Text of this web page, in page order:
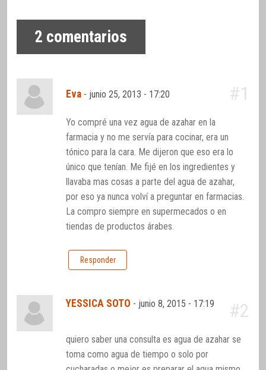
2 comentarios
Eva - junio 25, 2013 - 17:20 #1
Yo compré una vez agua de azahar en la
farmacia y no me servía para cocinar, era un
tónico para la cara. Me dijeron que eso era lo
único que tenían. Me fijé en los ingredientes y
llavaba mas cosas a parte del agua de azahar,
por eso ya nunca volví a preguntar en farmacias.
La compro siempre en supermecados o en
tiendas de productos árabes.
Responder
YESSICA SOTO - junio 8, 2015 - 17:19 #2
quiero saber una consulta es agua de azahar se
toma como agua de tiempo o solo por